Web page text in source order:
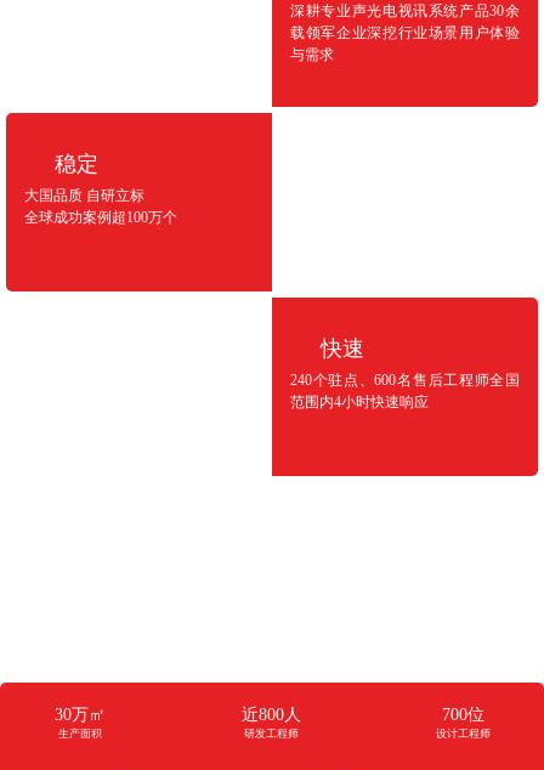
深耕专业声光电视讯系统产品30余
载领军企业深挖行业场景用户体验
与需求
稳定
大国品质 自研立标
全球成功案例超100万个
快速
240个驻点、600名售后工程师全国
范围内4小时快速响应
30万㎡
生产面积
近800人
研发工程师
700位
设计工程师